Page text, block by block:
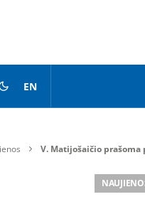
EN
V. Matijošaičio